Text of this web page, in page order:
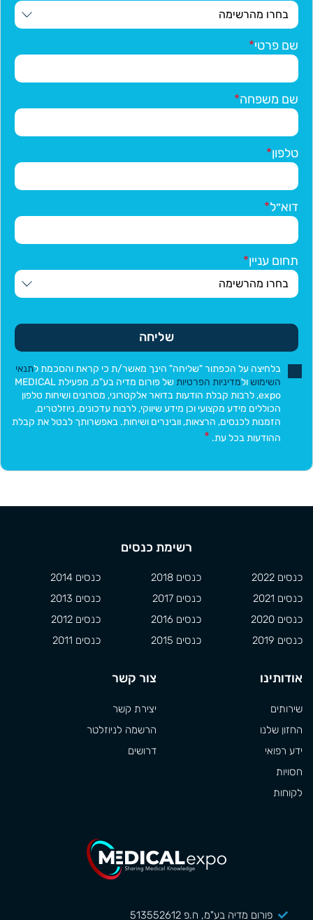
שם פרטי
שם משפחה
טלפון
דוא״ל
תחום עניין
שליחה
בלחיצה על הכפתור "שליחה" הינך מאשר/ת כי קראת והסכמת לתנאי
השימוש ולמדיניות הפרטיות
של פורום מדיה בע"מ, מפעילת MEDICAL
expo, לרבות קבלת הודעות בדואר אלקטרוני, מסרונים ושיחות טלפון
הכוללים מידע מקצועי וכן מידע שיווקי, לרבות עדכונים, ניוזלטרים,
הזמנות לכנסים, הרצאות, וובינרים ושיחות. באפשרותך לבטל את קבלת
ההודעות בכל עת.
פורום מדיה בע"מ, ח.פ 513552612
רשימת כנסים
כנסים 2022
כנסים 2021
כנסים 2020
כנסים 2019
כנסים 2018
כנסים 2017
כנסים 2016
כנסים 2015
כנסים 2014
כנסים 2013
כנסים 2012
כנסים 2011
אודותינו
שירותים
החזון שלנו
ידע רפואי
חסויות
לקוחות
צור קשר
יצירת קשר
הרשמה לניוזלטר
דרושים